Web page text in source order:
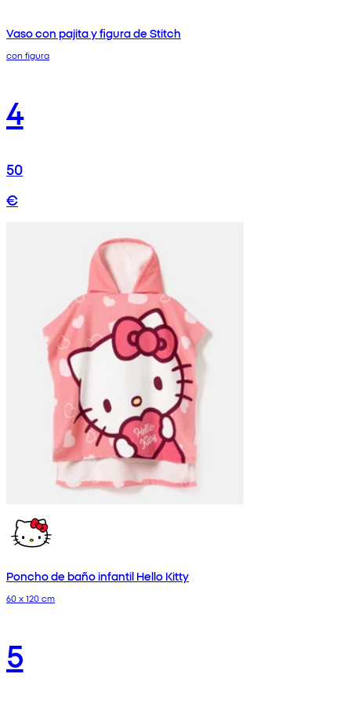
Vaso con pajita y figura de Stitch
con figura
4
50
€
Poncho de baño infantil Hello Kitty
60 x 120 cm
5